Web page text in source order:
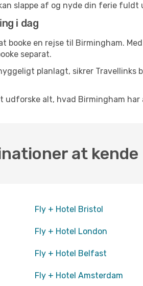
slappe af og nyde din ferie fuldt
i dag
en rejse til Birmingham.
separat.
planlagt, sikrer
alt, hvad Birmingham har
at kende
Fly + Hotel Bristol
Fly + Hotel London
Fly + Hotel Belfast
Fly + Hotel Amsterdam